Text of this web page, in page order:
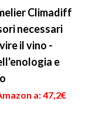
Climadiff
necessari
il vino -
e
a: 47,2€